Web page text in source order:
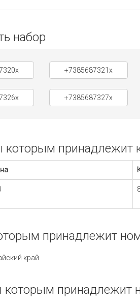
набор
+7385687321x
+7385687327x
которым принадлежит
принадлежит
край
которым принадлежит